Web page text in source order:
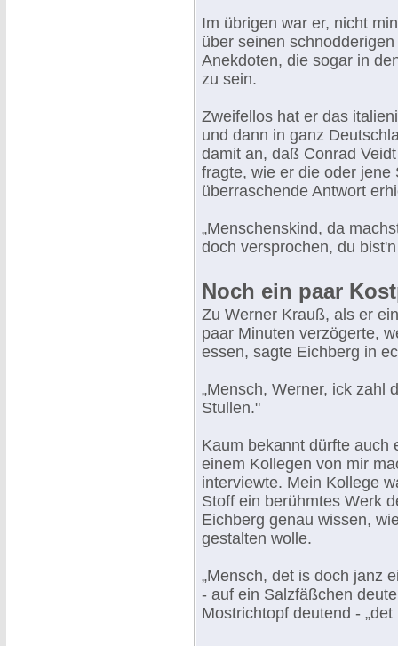
Im übrigen war er, nicht
über seinen
Anekdoten, die sogar in
zu sein.
Zweifellos hat er das
und dann in ganz
damit an, daß Conrad
fragte, wie er die oder
überraschende Antwort
„Menschenskind, da
doch versprochen, du
Noch ein paar
Zu Werner Krauß, als er
paar Minuten verzögerte,
essen, sagte Eichberg in
„Mensch, Werner, ick zahl
Stullen."
Kaum bekannt dürfte auch
einem Kollegen von mir
interviewte. Mein Kollege
Stoff ein berühmtes Werk
Eichberg genau wissen,
gestalten wolle.
„Mensch, det is doch janz
- auf ein Salzfäßchen
Mostrichtopf deutend -